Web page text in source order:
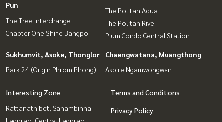
Pun
The Tree Interchange
Chapter One Shine Bangpo
The Politan Aqua
The Politan Rive
Plum Condo Central Station
Sukhumvit, Asoke, Thonglor
Park 24 (Origin Phrom Phong)
Chaengwatana, Muangthong
Aspire Ngamwongwan
Interesting Zone
Rattanathibet, Sanambinna
Ladprao, Central Ladprao
Terms and Conditions
Privacy Policy